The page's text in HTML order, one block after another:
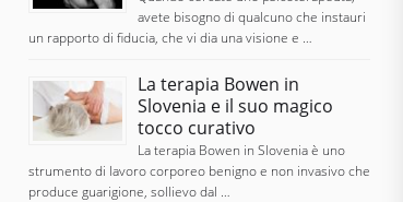
avete bisogno di qualcuno che instauri
un rapporto di fiducia, che vi dia una visione e …
La terapia Bowen in
Slovenia e il suo magico
tocco curativo
La terapia Bowen in Slovenia è uno
strumento di lavoro corporeo benigno e non invasivo che
produce guarigione, sollievo dal …